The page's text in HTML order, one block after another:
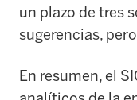
un plazo de tres
sugerencias,
En resumen, el